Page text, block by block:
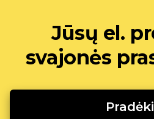
Jūsų el.
svajonės